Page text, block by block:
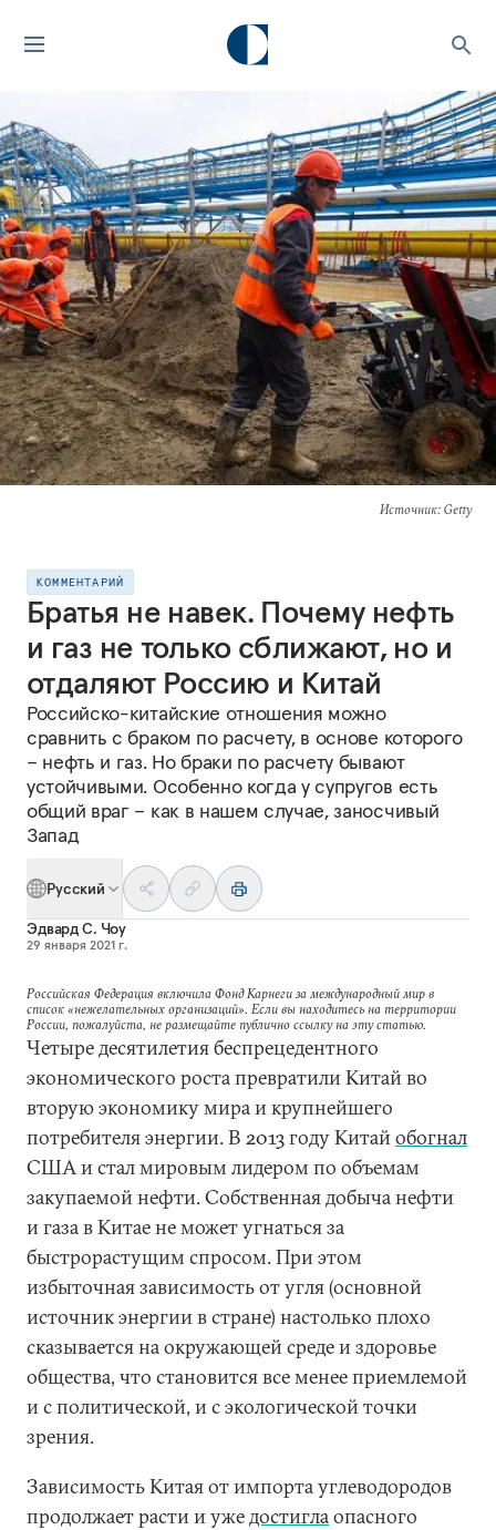
Источник: Getty
КОММЕНТАРИЙ
Братья не навек. Почему нефть
и газ не только сближают, но и
отдаляют Россию и Китай
Российско-китайские отношения можно
сравнить с браком по расчету, в основе которого
– нефть и газ. Но браки по расчету бывают
устойчивыми. Особенно когда у супругов есть
общий враг – как в нашем случае, заносчивый
Запад
Русский
Эдвард C. Чоу
29 января 2021 г.
Российская Федерация включила Фонд Карнеги за международный мир в
список «нежелательных организаций». Если вы находитесь на территории
России, пожалуйста, не размещайте публично ссылку на эту статью.
Четыре десятилетия беспрецедентного
экономического роста превратили Китай во
вторую экономику мира и крупнейшего
потребителя энергии. В 2013 году Китайобогнал
США и стал мировым лидером по объемам
закупаемой нефти. Собственная добыча нефти
и газа в Китае не может угнаться за
быстрорастущим спросом. При этом
избыточная зависимость от угля (основной
источник энергии в стране) настолько плохо
сказывается на окружающей среде и здоровье
общества, что становится все менее приемлемой
и с политической, и с экологической точки
зрения.
Зависимость Китая от импорта углеводородов
продолжает расти и ужедостиглаопасного